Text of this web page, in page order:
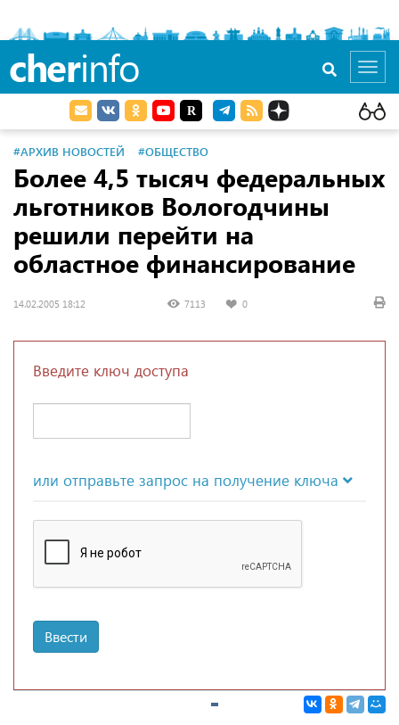
cherinfo
#АРХИВ НОВОСТЕЙ #ОБЩЕСТВО
Более 4,5 тысяч федеральных
льготников Вологодчины
решили перейти на
областное финансирование
14.02.2005 18:12 7113 0
Введите ключ доступа
или отправьте запрос на получение ключа
Ввести